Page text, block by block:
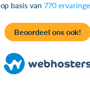
op basis van 770
Beoordeel ons ook!